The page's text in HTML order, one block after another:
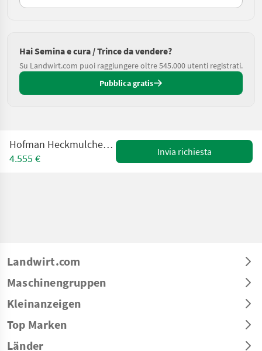
Hai Semina e cura / Trince da vendere?
Su Landwirt.com puoi raggiungere oltre 545.000 utenti registrati.
Pubblica gratis
Hofman Heckmulcher für Obst- und Weinbau
4.555 €
Invia richiesta
Landwirt.com
Maschinengruppen
Kleinanzeigen
Top Marken
Länder